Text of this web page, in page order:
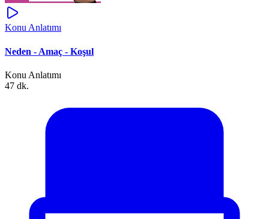
Konu Anlatımı
Neden - Amaç - Koşul
Konu Anlatımı
47 dk.